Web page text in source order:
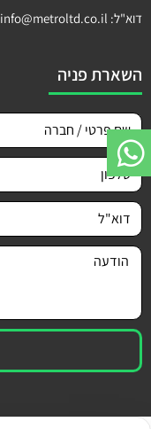
דוא"ל: info@metroltd.co.il
השארת פניה